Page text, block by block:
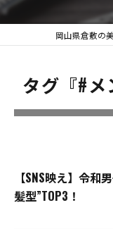
岡山県倉敷の
タグ『#
【SNS映え】令和
髪型”TOP3！